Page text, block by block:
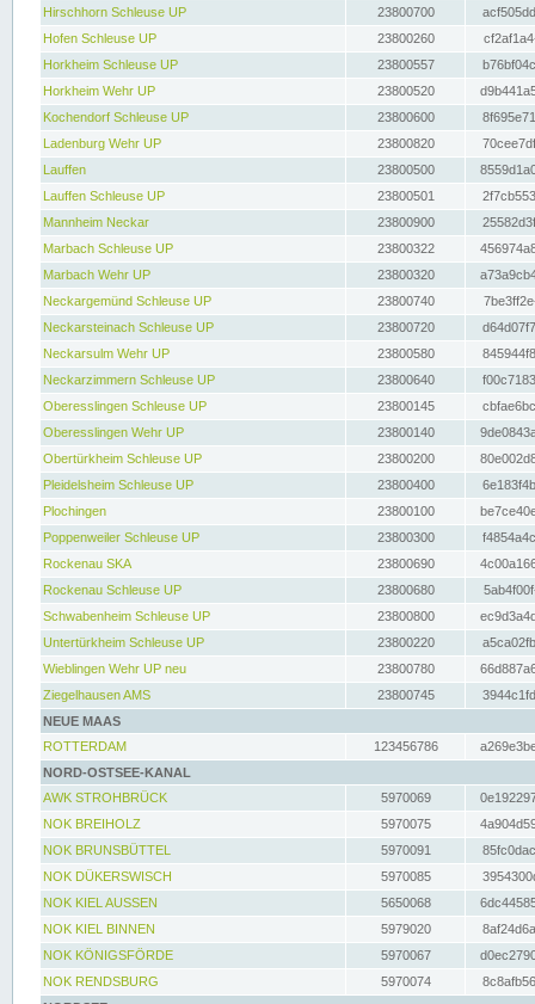
Hirschhorn Schleuse UP
23800700
Hofen Schleuse UP
23800260
Horkheim Schleuse UP
23800557
Horkheim Wehr UP
23800520
Kochendorf Schleuse UP
23800600
Ladenburg Wehr UP
23800820
Lauffen
23800500
Lauffen Schleuse UP
23800501
Mannheim Neckar
23800900
Marbach Schleuse UP
23800322
Marbach Wehr UP
23800320
Neckargemünd Schleuse UP
23800740
Neckarsteinach Schleuse UP
23800720
Neckarsulm Wehr UP
23800580
Neckarzimmern Schleuse UP
23800640
Oberesslingen Schleuse UP
23800145
Oberesslingen Wehr UP
23800140
Obertürkheim Schleuse UP
23800200
Pleidelsheim Schleuse UP
23800400
Plochingen
23800100
Poppenweiler Schleuse UP
23800300
Rockenau SKA
23800690
Rockenau Schleuse UP
23800680
Schwabenheim Schleuse UP
23800800
Untertürkheim Schleuse UP
23800220
Wieblingen Wehr UP neu
23800780
Ziegelhausen AMS
23800745
NEUE MAAS
ROTTERDAM
123456786
NORD-OSTSEE-KANAL
AWK STROHBRÜCK
5970069
NOK BREIHOLZ
5970075
NOK BRUNSBÜTTEL
5970091
NOK DÜKERSWISCH
5970085
NOK KIEL AUSSEN
5650068
NOK KIEL BINNEN
5979020
NOK KÖNIGSFÖRDE
5970067
NOK RENDSBURG
5970074